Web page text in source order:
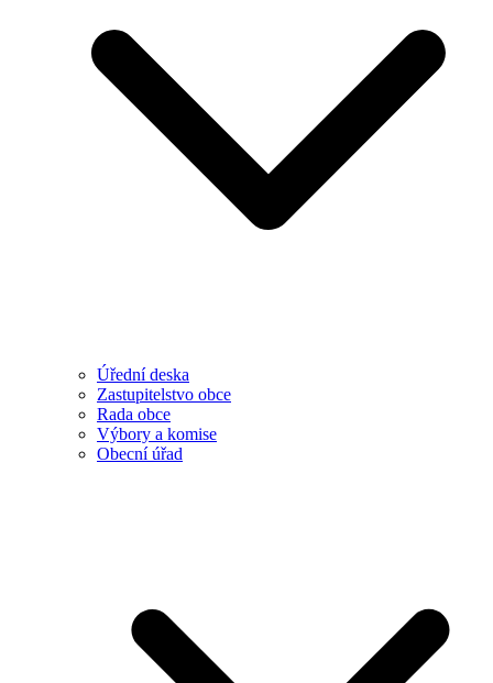
Úřední deska
Zastupitelstvo obce
Rada obce
Výbory a komise
Obecní úřad